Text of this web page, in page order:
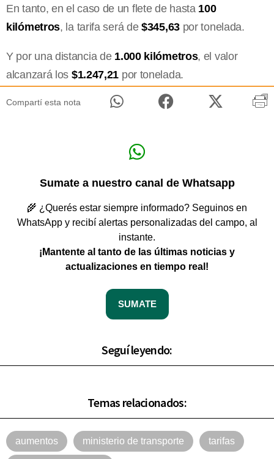
En tanto, en el caso de un flete de hasta 100
kilómetros, la tarifa será de$345,63por tonelada.
Y por una distancia de 1.000 kilómetros, el valor
alcanzará los $1.247,21 por tonelada.
Compartí esta nota
Sumate a nuestro canal de Whatsapp
🌾 ¿Querés estar siempre informado? Seguinos en
WhatsApp y recibí alertas personalizadas del campo, al
instante.
¡Mantente al tanto de las últimas noticias y
actualizaciones en tiempo real!
SUMATE
Seguí leyendo:
Temas relacionados:
aumentos ministerio de transporte tarifas